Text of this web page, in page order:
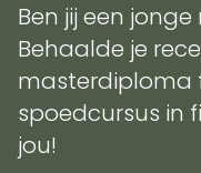
Ben jij een
Behaalde je
masterdiploma
spoedcursus in
jou!